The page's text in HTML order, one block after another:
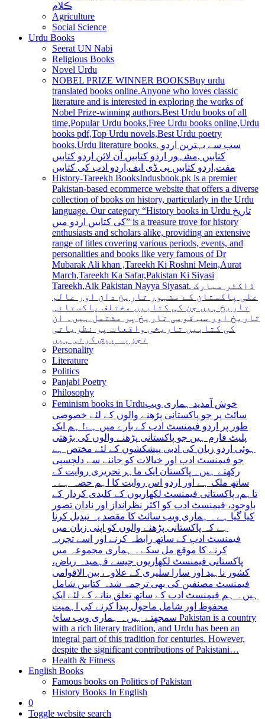
ڪلام
Agriculture
Social Science
Urdu Books
Seerat UN Nabi
Religious Books
Novel Urdu
NOBEL PRIZE WINNER BOOKSBuy urdu
translated books online.Anyone who loves classic
literature and is interested in exploring the works of
Nobel Prize-winning authors.Best Urdu books of all
time,Popular Urdu books,Free Urdu books online,Urdu
books pdf,Top Urdu novels,Best Urdu poetry
books,Urdu literature books. سب سے بہترین اردو
کتابیں ,مشہور اردو کتابیں آن لائن اردو کتابیں
مفت,اردو کتابیں پی ڈی ایف,اردو ادب کی کتابیں
History-Tareekh BooksIndusbook.pk is a premier
Pakistan-based ecommerce website that offers a diverse
collection of books on history, particularly in the Urdu
language. Our category “History books in Urdu تاریخ
کی کتابیں اردو میں” is a treasure trove for history
enthusiasts and scholars alike, providing an extensive
range of titles covering various periods, events, and
personalities and books like very famous of Dr
Mubarak Ali khan ,Tareekh Ki Roshni Mein,Aurat
March,Tareekh Ka Safar,Pakistan Ki Siyasi
Tareekh,Aik Pakistan Nayya Siyasat. ڈاکٹر مبارک
علی پاکستان کے مشہور تاریخ دان اور عالم
تاریخ ہیں جن کی کتابیں مختلف پاکستانی
تاریخ اور سب قومی تاریخ پر مشتمل ہیں۔ ان
کی کتابیں تاریخی واقعات پر نظریاتی
تجزیہ پیش کرتی ہیں
Personality
Literature
Politics
Panjabi Poetry
Philosophy
Feminism books in Urduخوش آمدید ہماری ویب
سائٹ پر جو پاکستانی پڑھنے والوں کے لئے خصوصی
طور پر اردو فیمنسٹ ادب کے بارے میں ہے! ہم ایک
پلیٹ فارم ہیں جو پاکستانی پڑھنے والوں کی بڑھتی
ہوئی اردو زبان کی ادبی پیشکشوں کے لئے مختص ہے
جو فیمنسٹ ادب اور خیالات کو جاننے سے دلچسپی
رکھتے ہیں۔ پاکستان ایک ماہر تحریری روایت کے
ساتھ ملک ہے اور اردو اس روایت کا اہم حصہ ہے۔
تاہم، پاکستانی فیمنسٹ لکھاریوں کے کلیدی کردار کے
باوجود، فیمنسٹ ادب کو اکثر نظرانداز اور نادان تصور
کیا گیا ہے۔ ہماری ویب سائٹ کا مقصد یہ تبدیل کرنا
ہے کہ پاکستانی پڑھنے والوں کو اپنی زبان میں
فیمنسٹ ادب کے ساتھ رابطہ کرنے اور اسے تجربہ
کرنے کا موقع مل سکے۔ ہماری مجموعہ میں
پاکستانی فیمنسٹ لکھاریوں جیسے فہمیدہ ریاض،
کشور ناہید اور سارا سلیری کے علاوہ، بین الاقوامی
فیمنسٹ مصنفین کی بھی ترجمہ شدہ کتابیں شامل
ہیں۔ ہم فیمنسٹ ادب کے ساتھ تعلق بنانے کے لئے ایک
محفوظ اور شامل ماحول پیدا کرنے کی اہمیت
سمجھتے ہیں۔ ہماری ویب سائ Pakistan is a country
with a rich literary tradition, and Urdu has been an
integral part of this tradition for centuries. However,
despite the significant contributions of Pakistani…
Health & Fitness
English Books
Famous books on Politics of Pakistan
History Books In English
0
Toggle website search